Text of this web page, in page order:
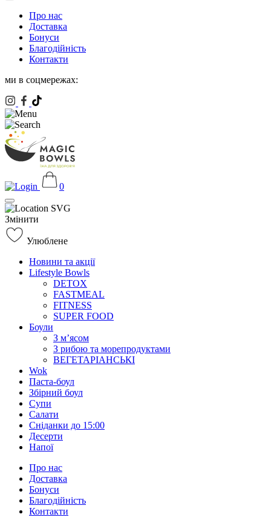
Про нас
Доставка
Бонуси
Благодійність
Контакти
ми в соцмережах:
0
Змінити
Улюблене
Новини та акції
Lifestyle Bowls
DETOX
FASTMEAL
FITNESS
SUPER FOOD
Боули
З м’ясом
З рибою та морепродуктами
ВЕГЕТАРІАНСЬКІ
Wok
Паста-боул
Збірний боул
Супи
Салати
Сніданки до 15:00
Десерти
Напої
Про нас
Доставка
Бонуси
Благодійність
Контакти